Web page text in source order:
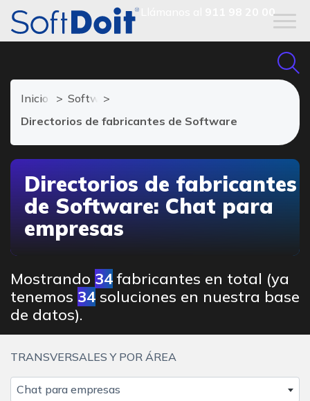
911 98 20 00
Inicio
Software de Chat Grupal
Directorios de fabricantes de Software
Directorios de fabricantes
de Software: Chat para
empresas
Mostrando 34fabricantes en total (ya
tenemos 34 soluciones en nuestra base
de datos).
TRANSVERSALES Y POR ÁREA
Chat para empresas